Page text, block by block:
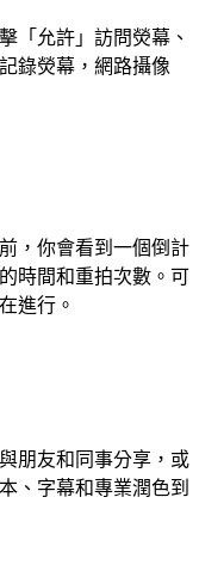
「允許」訪問熒幕、
錄熒幕，網路攝像
，你會看到一個倒計
時間和重拍次數。可
進行。
朋友和同事分享，或
、字幕和專業潤色到